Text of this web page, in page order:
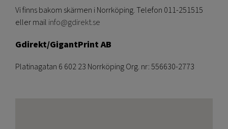
Vi finns bakom skärmen i Norrköping. Telefon 011-251515
eller mail info@gdirekt.se
Gdirekt/GigantPrint AB
Platinagatan 6 602 23 Norrköping Org. nr: 556630-2773